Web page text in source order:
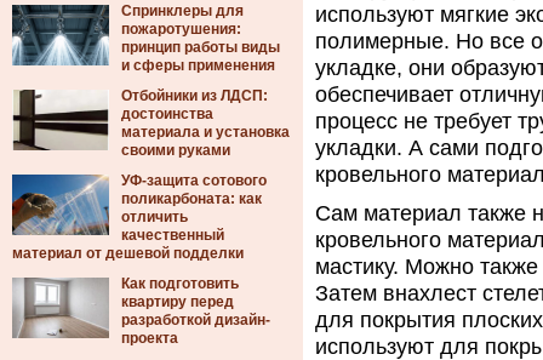
Спринклеры для
пожаротушения:
принцип работы виды
и сферы применения
Отбойники из ЛДСП:
достоинства
материала и установка
своими руками
УФ-защита сотового
поликарбоната: как
отличить
качественный
материал от дешевой подделки
Как подготовить
квартиру перед
разработкой дизайн-
проекта
используют мягкие
полимерные. Но все
укладке, они
обеспечивает
процесс не требует
укладки. А сами
кровельного
Сам материал также
кровельного
мастику. Можно
Затем внахлест
для покрытия
используют для